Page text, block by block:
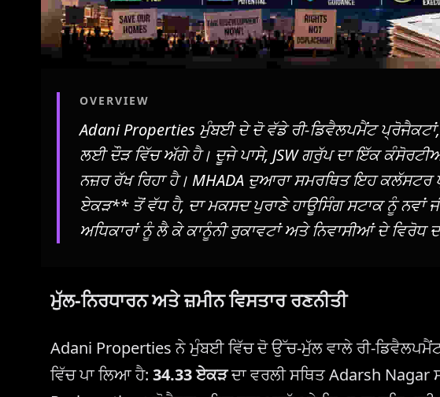
OVERVIEW
Adani Properties ਮੁੰਬਈ ਦੇ ਦੋ ਵੱਡੇ ਰੀ-ਡਿਵੈਲਪਮੈਂਟ
ਲਈ ਦੌੜ ਵਿੱਚ ਅੱਗੇ ਹੈ। ਦੂਜੇ ਪਾਸੇ, JSW ਗਰੁੱਪ ਦਾ ਇੱਕ
ਨਜ਼ਰ ਰੱਖ ਰਿਹਾ ਹੈ। MHADA ਦੁਆਰਾ ਸਮਰਥਿਤ ਇਹ ਕਲੱਸਟਰ
ਏਕੜ** ਤੋਂ ਵੱਧ ਹੈ, ਦਾ ਮਕਸਦ ਪੁਰਾਣੇ ਹਾਊਸਿੰਗ ਸਟਾਕ ਨੂੰ ਨਵਾਂ
ਅਧਿਕਾਰਾਂ ਨੂੰ ਲੈ ਕੇ ਕਾਨੂੰਨੀ ਰੁਕਾਵਟਾਂ ਅਤੇ ਨਿਵਾਸੀਆਂ ਦੇ ਵਿਰੋਧ
ਮੁੱਲ-ਨਿਰਧਾਰਨ ਅਤੇ ਜ਼ਮੀਨ ਵਿਸਤਾਰ ਰਣਨੀਤੀ
Adani Properties ਨੇ ਮੁੰਬਈ ਵਿੱਚ ਦੋ ਉੱਚ-ਮੁੱਲ ਵਾਲੇ ਰੀ-
ਵਿੱਚ ਪਾ ਲਿਆ ਹੈ: 34.33 ਏਕੜਦਾ ਵਰਲੀ ਸਥਿਤ Adarsh